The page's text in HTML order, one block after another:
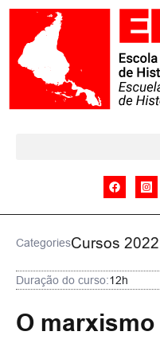
CategoriesCursos
Duração do curso:12h
O marxismo